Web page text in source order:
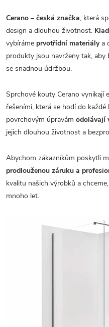
Cerano – česká značka, která
design a dlouhou životnost.
vybíráme prvotřídní materiálya
produkty jsou navrženy tak, aby
se snadnou údržbou.
Sprchové kouty Cerano vynikají
řešeními, která se hodí do
povrchovým úpravám odolávají
jejich dlouhou životnost a
Abychom zákazníkům poskytli
prodlouženou záruku a
kvalitu našich výrobků a
mnoho let.